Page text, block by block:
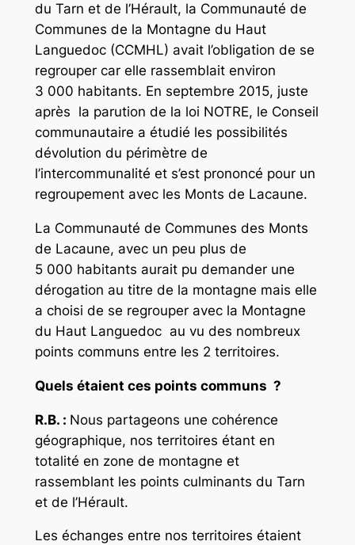
du Tarn et de l’Hérault, la Communauté de
Communes de la Montagne du Haut
Languedoc (CCMHL) avait l’obligation de se
regrouper car elle rassemblait environ
3 000 habitants. En septembre 2015, juste
après la parution de la loi NOTRE, le Conseil
communautaire a étudié les possibilités
dévolution du périmètre de
l’intercommunalité et s’est prononcé pour un
regroupement avec les Monts de Lacaune.
La Communauté de Communes des Monts
de Lacaune, avec un peu plus de
5 000 habitants aurait pu demander une
dérogation au titre de la montagne mais elle
a choisi de se regrouper avec la Montagne
du Haut Languedoc au vu des nombreux
points communs entre les 2 territoires.
Quels étaient ces points communs ?
R.B. : Nous partageons une cohérence
géographique, nos territoires étant en
totalité en zone de montagne et
rassemblant les points culminants du Tarn
et de l’Hérault.
Les échanges entre nos territoires étaient